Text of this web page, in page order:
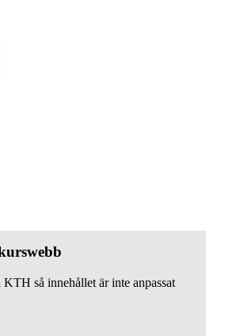
så innehållet är inte anpassat